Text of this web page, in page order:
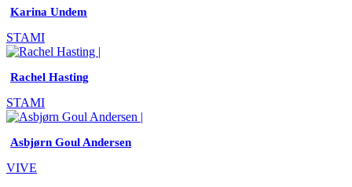
Karina Undem
STAMI
Rachel Hasting
STAMI
Asbjørn Goul Andersen
VIVE